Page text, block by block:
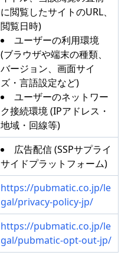
に閲覧したサイトのURL、
閲覧日時)
ユーザーの利用環境
(ブラウザや端末の種類、
バージョン、画面サイ
ズ・言語設定など)
ユーザーのネットワー
ク接続環境 (IPアドレス・
地域・回線等)
広告配信 (SSPサプライ
サイドプラットフォーム)
https://pubmatic.co.jp/le
gal/privacy-policy-jp/
https://pubmatic.co.jp/le
gal/pubmatic-opt-out-jp/